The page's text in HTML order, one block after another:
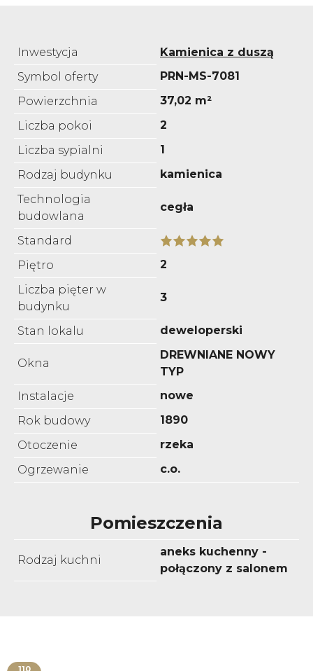
Inwestycja
Kamienica z duszą
Symbol oferty
PRN-MS-7081
Powierzchnia
37,02 m²
Liczba pokoi
2
Liczba sypialni
1
Rodzaj budynku
kamienica
Technologia
budowlana
cegła
Standard
Piętro
2
Liczba pięter w
budynku
3
Stan lokalu deweloperski
Okna
DREWNIANE NOWY
TYP
Instalacje
nowe
Rok budowy
1890
Otoczenie
rzeka
Ogrzewanie
c.o.
Pomieszczenia
Rodzaj kuchni
aneks kuchenny -
połączony z salonem
110